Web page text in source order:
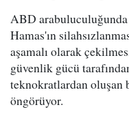
ABD
Hamas'ın
aşamalı olarak
güvenlik gücü
teknokratlardan
öngörüyor.